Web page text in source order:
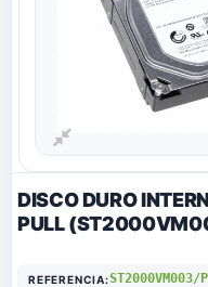
DISCO DURO
PULL
REFERENCIA:ST2000VM003/